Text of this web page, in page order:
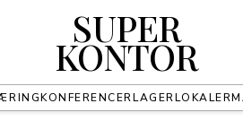
SUPER
KONTOR
KONFERENCERLAGERLOKALER